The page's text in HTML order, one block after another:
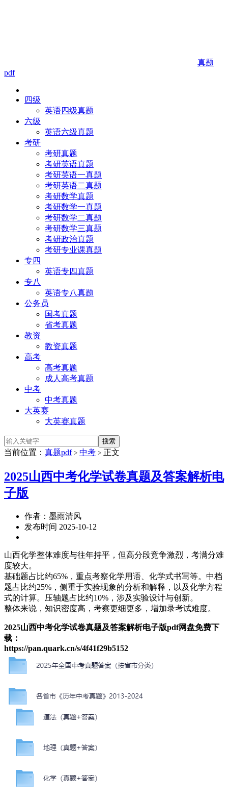
真题
pdf
四级
英语四级真题
六级
英语六级真题
考研
考研真题
考研英语真题
考研英语一真题
考研英语二真题
考研数学真题
考研数学一真题
考研数学二真题
考研数学三真题
考研政治真题
考研专业课真题
专四
英语专四真题
专八
英语专八真题
公务员
国考真题
省考真题
教资
教资真题
高考
高考真题
成人高考真题
中考
中考真题
大英赛
大英赛真题
当前位置： 真题pdf > 中考 > 正文
2025山西中考化学试卷真题及答案解析电
子版
作者：墨雨清风
发布时间 2025-10-12
山西化学整体难度与往年持平，但高分段竞争激烈，考满分难
度较大。
基础题占比约65%，重点考察化学用语、化学式书写等。中档
题占比约25%，侧重于实验现象的分析和解释，以及化学方程
式的计算。压轴题占比约10%，涉及实验设计与创新。
整体来说，知识密度高，考察更细更多，增加录考试难度。
2025山西中考化学试卷真题及答案解析电子版pdf网盘免费下
载：
https://pan.quark.cn/s/4f41f29b5152